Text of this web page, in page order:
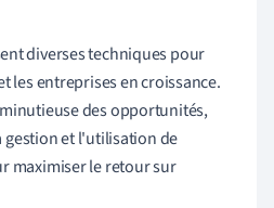
diverses techniques pour
les entreprises en croissance.
des opportunités,
gestion et l'utilisation de
maximiser le retour sur